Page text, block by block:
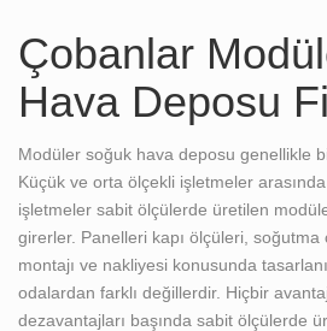
Çobanlar
Hava Deposu
Modüler soğuk hava deposu genellikle
Küçük ve orta ölçekli işletmeler
işletmeler sabit ölçülerde üretilen
girerler. Panelleri kapı ölçüleri, soğutma
montajı ve nakliyesi konusunda
odalardan farklı değillerdir. Hiçbir
dezavantajları başında sabit ölçülerde